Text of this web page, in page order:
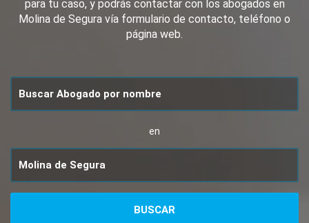
para tu caso, y podrás contactar con los abogados en
Molina de Segura vía formulario de contacto, teléfono o
página web.
en